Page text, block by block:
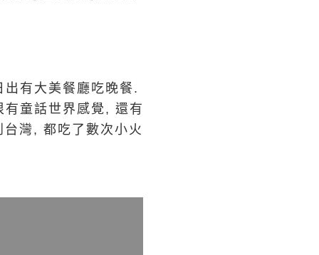
有大美餐廳吃晚餐.
童話世界感覺, 還有
灣, 都吃了數次小火